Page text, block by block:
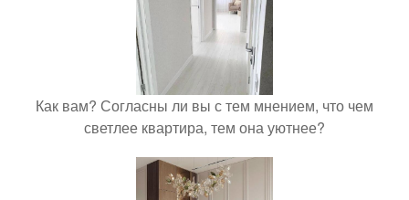
Как вам? Согласны ли вы с тем мнением, что чем
светлее квартира, тем она уютнее?